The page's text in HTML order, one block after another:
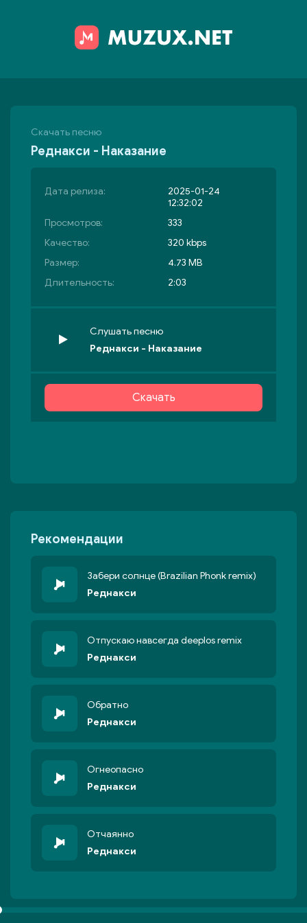
Скачать песню
Реднакси - Наказание
Дата релиза:
2025-01-24
12:32:02
Просмотров:
333
Качество:
320 kbps
Размер:
4.73 MB
Длительность:
2:03
Слушать песню
Реднакси - Наказание
Скачать
Рекомендации
Забери солнце (Brazilian Phonk remix)
Реднакси
Отпускаю навсегда deeplos remix
Реднакси
Обратно
Реднакси
Огнеопасно
Реднакси
Отчаянно
Реднакси